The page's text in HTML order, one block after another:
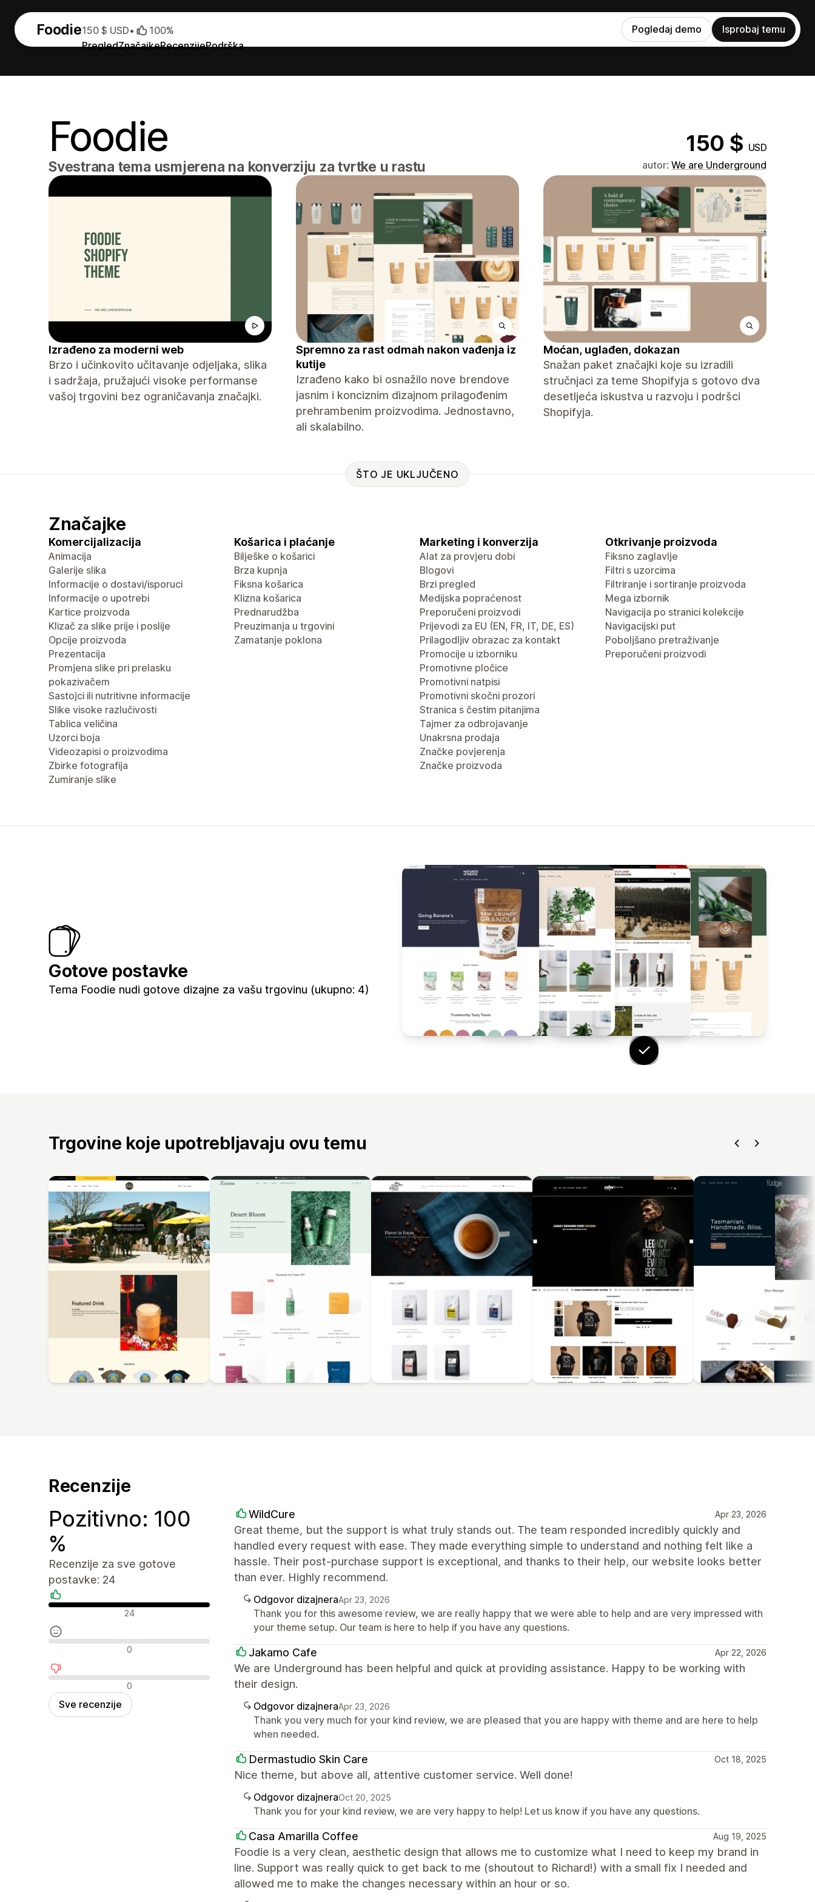
Foodie
PregledZnačajkeRecenzijePodrška
150 $ USD• 100% Pogledaj demo Isprobaj temu
Foodie 150 $ USD
Svestrana tema usmjerena na konverziju za tvrtke u rastu autor: We are Underground
Izrađeno za moderni web
Brzo i učinkovito učitavanje odjeljaka, slika
i sadržaja, pružajući visoke performanse
vašoj trgovini bez ograničavanja značajki.
Spremno za rast odmah nakon vađenja iz
kutije
Izrađeno kako bi osnažilo nove brendove
jasnim i konciznim dizajnom prilagođenim
prehrambenim proizvodima. Jednostavno,
ali skalabilno.
Moćan, uglađen, dokazan
Snažan paket značajki koje su izradili
stručnjaci za teme Shopifyja s gotovo dva
desetljeća iskustva u razvoju i podršci
Shopifyja.
ŠTO JE UKLJUČENO
Značajke
Komercijalizacija
Animacija
Galerije slika
Informacije o dostavi/isporuci
Informacije o upotrebi
Kartice proizvoda
Klizač za slike prije i poslije
Opcije proizvoda
Prezentacija
Promjena slike pri prelasku
pokazivačem
Sastojci ili nutritivne informacije
Slike visoke razlučivosti
Tablica veličina
Uzorci boja
Videozapisi o proizvodima
Zbirke fotografija
Zumiranje slike
Košarica i plaćanje
Bilješke o košarici
Brza kupnja
Fiksna košarica
Klizna košarica
Prednarudžba
Preuzimanja u trgovini
Zamatanje poklona
Marketing i konverzija
Alat za provjeru dobi
Blogovi
Brzi pregled
Medijska popraćenost
Preporučeni proizvodi
Prijevodi za EU (EN, FR, IT, DE, ES)
Prilagodljiv obrazac za kontakt
Promocije u izborniku
Promotivne pločice
Promotivni natpisi
Promotivni skočni prozori
Stranica s čestim pitanjima
Tajmer za odbrojavanje
Unakrsna prodaja
Značke povjerenja
Značke proizvoda
Otkrivanje proizvoda
Fiksno zaglavlje
Filtri s uzorcima
Filtriranje i sortiranje proizvoda
Mega izbornik
Navigacija po stranici kolekcije
Navigacijski put
Poboljšano pretraživanje
Preporučeni proizvodi
Gotove postavke
Tema Foodie nudi gotove dizajne za vašu trgovinu (ukupno: 4)
Trgovine koje upotrebljavaju ovu temu
Recenzije
Pozitivno: 100
%
Recenzije za sve gotove
postavke: 24
Pozitivne recenzije
24
Neutralne recenzije
0
Negativne recenzije
0
Sve recenzije
WildCure Apr 23, 2026
Great theme, but the support is what truly stands out. The team responded incredibly quickly and
handled every request with ease. They made everything simple to understand and nothing felt like a
hassle. Their post-purchase support is exceptional, and thanks to their help, our website looks better
than ever. Highly recommend.
Odgovor dizajneraApr 23, 2026
Thank you for this awesome review, we are really happy that we were able to help and are very impressed with
your theme setup. Our team is here to help if you have any questions.
Jakamo Cafe Apr 22, 2026
We are Underground has been helpful and quick at providing assistance. Happy to be working with
their design.
Odgovor dizajneraApr 23, 2026
Thank you very much for your kind review, we are pleased that you are happy with theme and are here to help
when needed.
Dermastudio Skin Care Oct 18, 2025
Nice theme, but above all, attentive customer service. Well done!
Odgovor dizajneraOct 20, 2025
Thank you for your kind review, we are very happy to help! Let us know if you have any questions.
Casa Amarilla Coffee Aug 19, 2025
Foodie is a very clean, aesthetic design that allows me to customize what I need to keep my brand in
line. Support was really quick to get back to me (shoutout to Richard!) with a small fix I needed and
allowed me to make the changes necessary within an hour or so.